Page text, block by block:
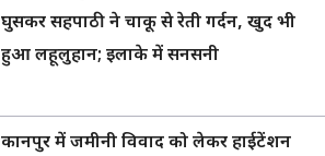
घुसकर सहपाठी ने चाकू से रेती गर्दन, खुद भी
हुआ लहूलुहान; इलाके में सनसनी
कानपुर में जमीनी विवाद को लेकर हाईटेंशन